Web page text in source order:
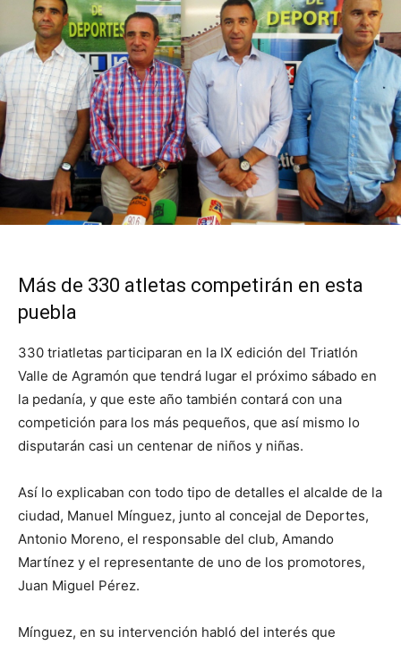
Más de 330 atletas competirán en esta
puebla
330 triatletas participaran en la IX edición del Triatlón
Valle de Agramón que tendrá lugar el próximo sábado en
la pedanía, y que este año también contará con una
competición para los más pequeños, que así mismo lo
disputarán casi un centenar de niños y niñas.
Así lo explicaban con todo tipo de detalles el alcalde de la
ciudad, Manuel Mínguez, junto al concejal de Deportes,
Antonio Moreno, el responsable del club, Amando
Martínez y el representante de uno de los promotores,
Juan Miguel Pérez.
Mínguez, en su intervención habló del interés que